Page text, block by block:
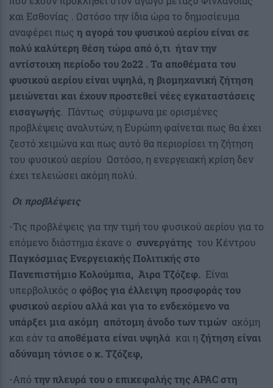
και Εσθονίας . Ωστόσο την ίδια ώρα το δημοσίευμα
αναφέρει πως η αγορά του φυσικού αερίου είναι σε
πολύ καλύτερη θέση τώρα από ό,τι ήταν την
αντίστοιχη περίοδο του 2ο22 . Τα αποθέματα του
φυσικού αερίου είναι υψηλά, η βιομηχανική ζήτηση
μειώνεται και έχουν προστεθεί νέες εγκαταστάσεις
εισαγωγής. Πάντως σύμφωνα με ορισμένες
προβλέψεις αναλυτών, η Ευρώπη φαίνεται πως θα έχει
ζεστό χειμώνα και πως αυτό θα περιορίσει τη ζήτηση
του φυσικού αερίου Ωστόσο, η ενεργειακή κρίση δεν
έχει τελειώσει ακόμη πολύ.
Οι προβλέψεις
-Τις προβλέψεις για την τιμή του φυσικού αερίου για το
επόμενο διάστημα έκανε ο συνεργάτης του Κέντρου
Παγκόσμιας Ενεργειακής Πολιτικής στο
Πανεπιστήμιο Κολούμπια, Άιρα Τζόζεφ. Είναι
υπερβολικός ο φόβος για έλλειψη προσφοράς του
φυσικού αερίου αλλά και για το ενδεχόμενο να
υπάρξει μια ακόμη απότομη άνοδο των τιμών ακόμη
και εάν τα αποθέματα είναι υψηλά και η ζήτηση είναι
αδύναμη τόνισε ο κ. Τζόζεφ,
-Από την πλευρά του ο επικεφαλής της APAC στη